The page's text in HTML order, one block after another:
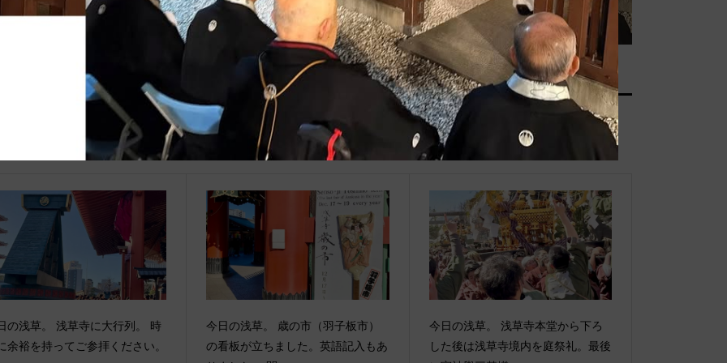
関連記事
の浅草。 浅草寺に大行列。 時
余裕を持ってご参拝ください。
今日の浅草。 歳の市（羽子板市）
の看板が立ちました。英語記入もあ
今日の浅草。 浅草寺本堂から下ろ
した後は浅草寺境内を庭祭礼。最後